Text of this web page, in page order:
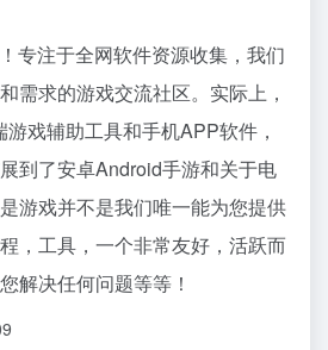
专注于全网软件资源收集，我们
需求的游戏交流社区。实际上，
戏辅助工具和手机APP软件，
到了安卓Android手游和关于电
游戏并不是我们唯一能为您提供
，工具，一个非常友好，活跃而
解决任何问题等等！